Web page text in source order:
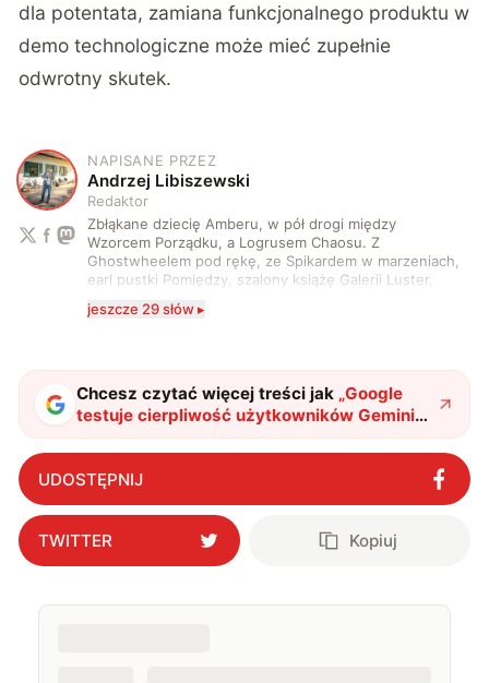
dla potentata, zamiana funkcjonalnego produktu w
demo technologiczne może mieć zupełnie
odwrotny skutek.
A
NAPISANE PRZEZ
Andrzej Libiszewski
Redaktor
Zbłąkane dziecię Amberu, w pół drogi między
Wzorcem Porządku, a Logrusem Chaosu. Z
Ghostwheelem pod rękę, ze Spikardem w marzeniach,
earl pustki Pomiędzy, szalony książę Galerii Luster,
karta Tarota nakreślona między wtedy, a teraz. A
serio? Pisaniem o szeroko pojętej technice o zajmuję
i gram w gry :)
jeszcze 29 słów ▸
Chcesz czytać więcej treści jak „Google
testuje cierpliwość użytkowników Gemini
nowymi ograniczeniami. Firma nie podaje
konkretnych limitów zapytań"?
UDOSTĘPNIJ
TWITTER Kopiuj